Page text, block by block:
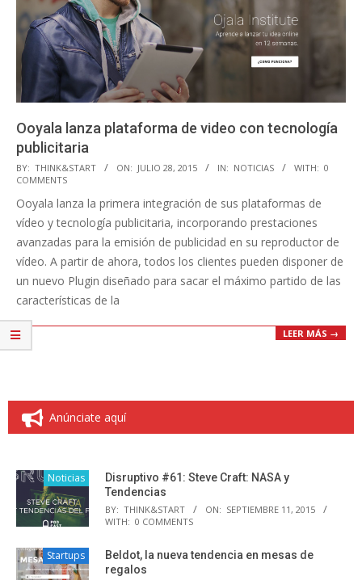
Ooyala lanza plataforma de video con tecnología
publicitaria
2015-
07-
28
BY: THINK&START ON: JULIO 28, 2015 IN: NOTICIAS WITH: 0
COMMENTS
Ooyala lanza la primera integración de sus plataformas de
vídeo y tecnología publicitaria, incorporando prestaciones
avanzadas para la emisión de publicidad en su reproductor de
vídeo. A partir de ahora, todos los clientes pueden disponer de
un nuevo Plugin diseñado para sacar el máximo partido de las
características de la
LEER MÁS →
Anúnciate aquí
Noticias
Disruptivo #61: Steve Craft: NASA y
Tendencias
BY: THINK&START ON: SEPTIEMBRE 11, 2015
WITH: 0 COMMENTS
Startups
Beldot, la nueva tendencia en mesas de
regalos